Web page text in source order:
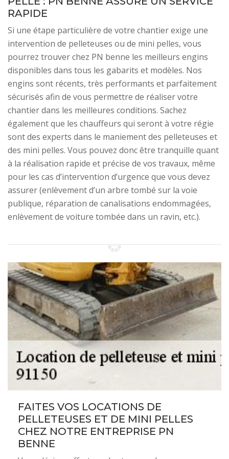
RAPIDE
Si une étape particulière de votre chantier exige une
intervention de pelleteuses ou de mini pelles, vous
pourrez trouver chez PN benne les meilleurs engins
disponibles dans tous les gabarits et modèles. Nos
engins sont récents, très performants et parfaitement
sécurisés afin de vous permettre de réaliser votre
chantier dans les meilleures conditions. Sachez
également que les chauffeurs qui seront à votre régie
sont des experts dans le maniement des pelleteuses et
des mini pelles. Vous pouvez donc être tranquille quant
à la réalisation rapide et précise de vos travaux, même
pour les cas d’intervention d’urgence que vous devez
assurer (enlèvement d’un arbre tombé sur la voie
publique, réparation de canalisations endommagées,
enlèvement de voiture tombée dans un ravin, etc.).
FAITES VOS LOCATIONS DE
PELLETEUSES ET DE MINI PELLES
CHEZ NOTRE ENTREPRISE PN
BENNE